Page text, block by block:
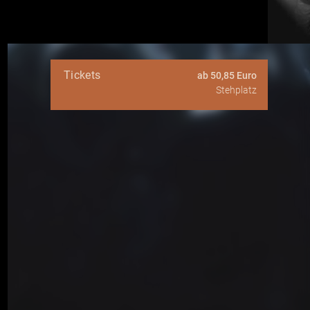
Tickets
ab 50,85 Euro
Stehplatz